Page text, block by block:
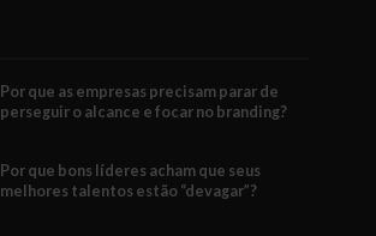
Por que as empresas precisam parar de
perseguir o alcance e focar no branding?
Por que bons líderes acham que seus
melhores talentos estão “devagar”?